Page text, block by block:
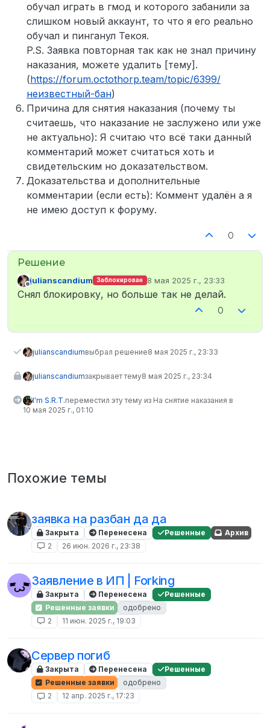
обучал играть в гмод и которого забанили за
слишком новый аккаунт, то что я его реально
обучал и пинганул Текоя.
P.S. Заявка повторная так как не знал причину
наказания, можете удалить [тему].
(https://forum.octothorp.team/topic/6399/
неизвестный-бан)
Причина для снятия наказания (почему ты
считаешь, что наказание не заслужено или уже
не актуально): Я считаю что всё таки данный
комментарий может считаться хоть и
свидетельским но доказательством.
Доказательства и дополнительные
комментарии (если есть): Коммент удалён а я
не имею доступ к форуму.
0
Не в сети
julianscandium Заблокирован 8 мая 2025 г., 23:33
отредактировано
Снял блокировку, но больше так не делай.
0
julianscandiumвыбрал решение8 мая 2025 г., 23:33
julianscandiumзакрывает тему8 мая 2025 г., 23:34
I'm S.R.T.переместил эту тему из На снятие наказания в
10 мая 2025 г., 01:10
Похожие темы
заявка на разбан да да
Закрыта Перенесена Решенные
Архив
2
26 июн. 2026 г., 23:38
Заявление в ИП | Forking
Закрыта Перенесена
Решенные
Решенные заявки
одобрено
2
11 июн. 2025 г., 19:03
Сервер погиб
Закрыта Перенесена
Решенные
Решенные заявки
одобрено
2
12 апр. 2025 г., 17:23